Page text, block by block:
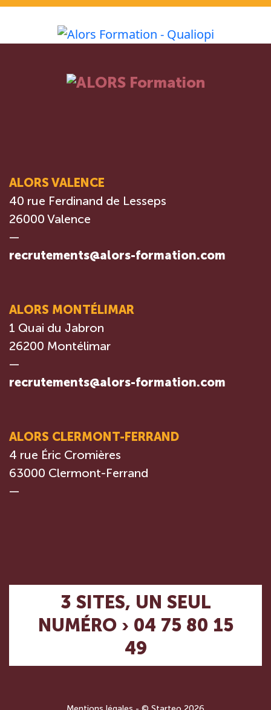
ALORS VALENCE
40 rue Ferdinand de Lesseps
26000 Valence
—
recrutements@alors-formation.com
ALORS MONTÉLIMAR
1 Quai du Jabron
26200 Montélimar
—
recrutements@alors-formation.com
ALORS CLERMONT-FERRAND
4 rue Éric Cromières
63000 Clermont-Ferrand
—
3 SITES, UN SEUL
NUMÉRO › 04 75 80 15
49